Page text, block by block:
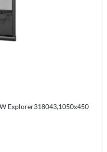
Explorer318043,1050x450